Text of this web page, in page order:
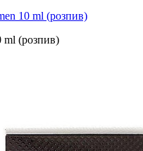
10 ml (розпив)
ml (розпив)